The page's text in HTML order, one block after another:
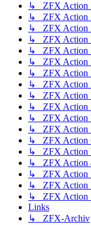
↳ ZFX Action
↳ ZFX Action
↳ ZFX Action
↳ ZFX Action
↳ ZFX Action
↳ ZFX Action
↳ ZFX Action
↳ ZFX Action
↳ ZFX Action
↳ ZFX Action
↳ ZFX Action
↳ ZFX Action
↳ ZFX Action
↳ ZFX Action
↳ ZFX Action
↳ ZFX Action
↳ ZFX Action
↳ ZFX Action
Links
↳ ZFX-Archiv